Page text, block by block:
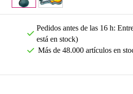
Pedidos antes de las 16 h:
está en stock)
Más de 48.000 artículos en